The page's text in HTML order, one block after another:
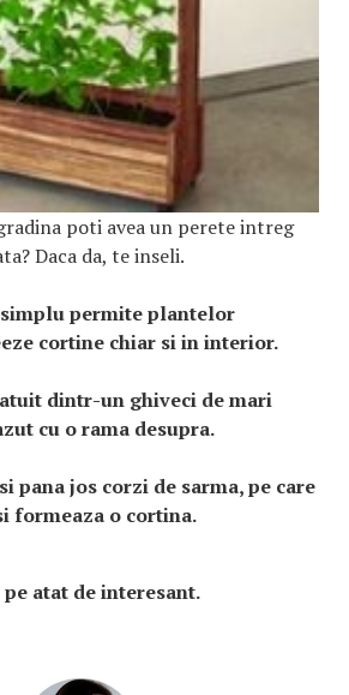
poti avea un perete intreg
Daca da, te inseli.
permite plantelor
cortine chiar si in interior.
dintr-un ghiveci de mari
cu o rama desupra.
pana jos corzi de sarma, pe care
formeaza o cortina.
atat de interesant.